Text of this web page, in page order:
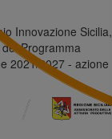
Innovazione Sicilia,
Programma
2021/2027 - azione